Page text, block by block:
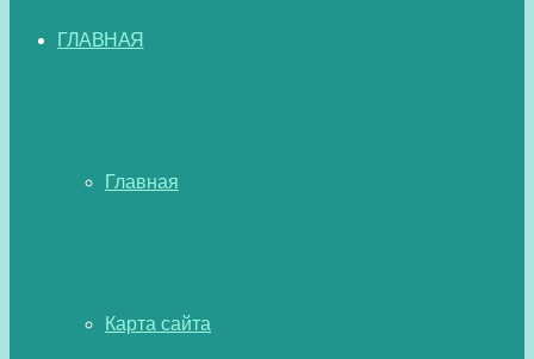
ГЛАВНАЯ
Главная
Карта сайта